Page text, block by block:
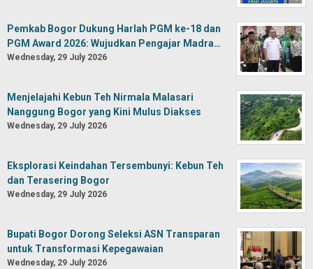
Pemkab Bogor Dukung Harlah PGM ke-18 dan
PGM Award 2026: Wujudkan Pengajar Madra…
Wednesday, 29 July 2026
Menjelajahi Kebun Teh Nirmala Malasari
Nanggung Bogor yang Kini Mulus Diakses
Wednesday, 29 July 2026
Eksplorasi Keindahan Tersembunyi: Kebun Teh
dan Terasering Bogor
Wednesday, 29 July 2026
Bupati Bogor Dorong Seleksi ASN Transparan
untuk Transformasi Kepegawaian
Wednesday, 29 July 2026